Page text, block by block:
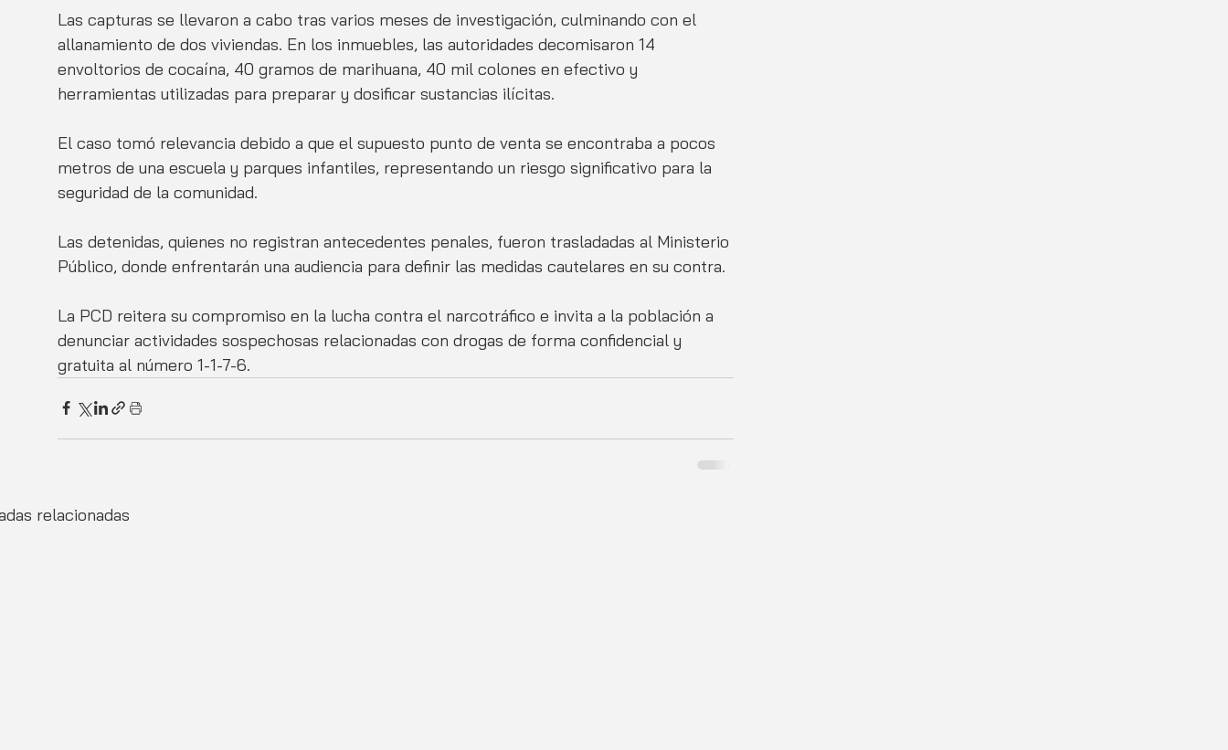
Las capturas se llevaron a cabo tras varios meses de investigación, culminando con el
allanamiento de dos viviendas. En los inmuebles, las autoridades decomisaron 14
envoltorios de cocaína, 40 gramos de marihuana, 40 mil colones en efectivo y
herramientas utilizadas para preparar y dosificar sustancias ilícitas.
El caso tomó relevancia debido a que el supuesto punto de venta se encontraba a pocos
metros de una escuela y parques infantiles, representando un riesgo significativo para la
seguridad de la comunidad.
Las detenidas, quienes no registran antecedentes penales, fueron trasladadas al Ministerio
Público, donde enfrentarán una audiencia para definir las medidas cautelares en su contra.
La PCD reitera su compromiso en la lucha contra el narcotráfico e invita a la población a
denunciar actividades sospechosas relacionadas con drogas de forma confidencial y
gratuita al número 1-1-7-6.
relacionadas